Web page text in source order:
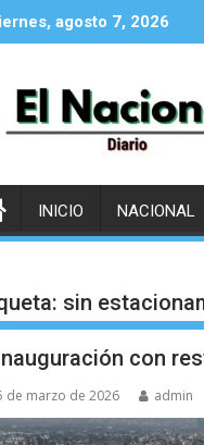
agosto 7, 2026
INICIO NACIONAL
sin
con
de marzo de 2026 admin